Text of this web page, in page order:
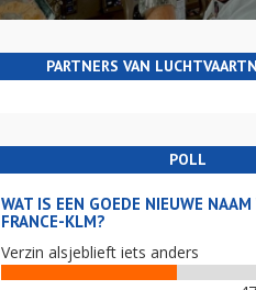
PARTNERS VAN
POLL
WAT IS EEN GOEDE NIEUWE NAAM
FRANCE-KLM?
Verzin alsjeblieft iets anders